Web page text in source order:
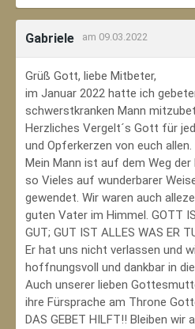
Gabriele am 09.03.2022
Grüß Gott, liebe Mitbeter,
im Januar 2022 hatte ich
schwerstkranken Mann
Herzliches Vergelt´s Gott für
und Opferkerzen von euch allen.
Mein Mann ist auf dem Weg der
so Vieles auf wunderbarer
gewendet. Wir waren auch
guten Vater im Himmel. GOTT
GUT; GUT IST ALLES WAS ER
Er hat uns nicht verlassen und
hoffnungsvoll und dankbar in
Auch unserer lieben
ihre Fürsprache am Throne
DAS GEBET HILFT!! Bleiben